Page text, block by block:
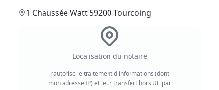
1 Chaussée Watt 59200 Tourcoing
Localisation du notaire
J'autorise le traitement d'informations (dont
mon adresse IP) et leur transfert hors UE par